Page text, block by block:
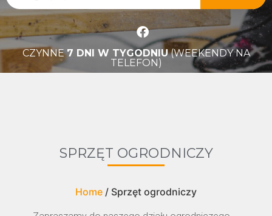
CZYNNE7 DNI W TYGODNIU(WEEKENDY NA
TELEFON)
SPRZĘT OGRODNICZY
Home / Sprzęt ogrodniczy